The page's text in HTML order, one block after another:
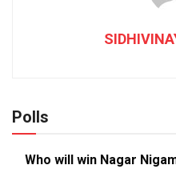
Polls
Who will win Nagar